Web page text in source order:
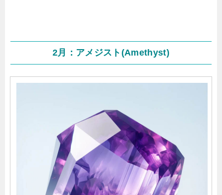
2月：アメジスト(Amethyst)